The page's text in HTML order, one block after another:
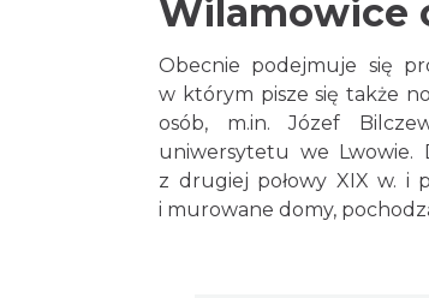
Wilamowice
Obecnie podejmuje się
w którym pisze się także
osób, m.in. Józef
uniwersytetu we Lwowie.
z drugiej połowy XIX w. i
i murowane domy,